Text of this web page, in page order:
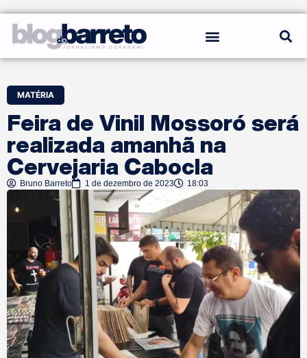
MATÉRIA
Feira de Vinil Mossoró será
realizada amanhã na
Cervejaria Cabocla
Bruno Barreto 1 de dezembro de 2023 18:03